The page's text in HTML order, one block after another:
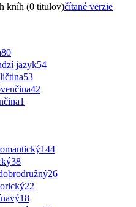
kníh (0 titulov)čítané verzie
80
jazyk54
53
42
1
144
38
26
22
18